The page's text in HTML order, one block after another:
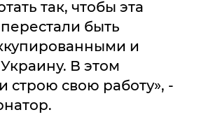
так, чтобы эта
быть
и
В этом
строю свою работу», -